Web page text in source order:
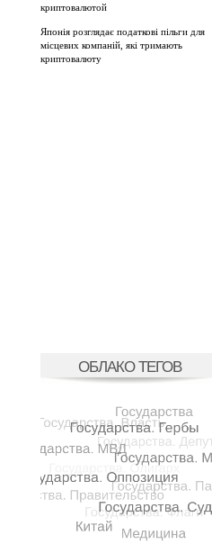
криптовалютой
Японія розглядає податкові пільги для
місцевих компаній, які тримають
криптовалюту
ОБЛАКО ТЕГОВ